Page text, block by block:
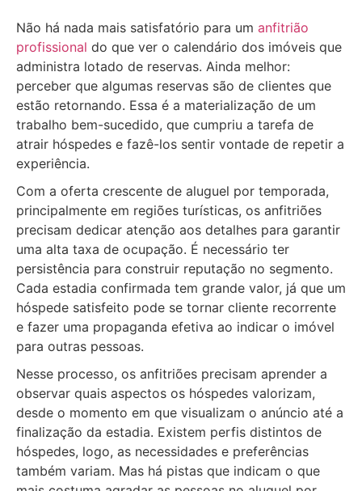
Não há nada mais satisfatório para um anfitrião
profissional do que ver o calendário dos imóveis que
administra lotado de reservas. Ainda melhor:
perceber que algumas reservas são de clientes que
estão retornando. Essa é a materialização de um
trabalho bem-sucedido, que cumpriu a tarefa de
atrair hóspedes e fazê-los sentir vontade de repetir a
experiência.
Com a oferta crescente de aluguel por temporada,
principalmente em regiões turísticas, os anfitriões
precisam dedicar atenção aos detalhes para garantir
uma alta taxa de ocupação. É necessário ter
persistência para construir reputação no segmento.
Cada estadia confirmada tem grande valor, já que um
hóspede satisfeito pode se tornar cliente recorrente
e fazer uma propaganda efetiva ao indicar o imóvel
para outras pessoas.
Nesse processo, os anfitriões precisam aprender a
observar quais aspectos os hóspedes valorizam,
desde o momento em que visualizam o anúncio até a
finalização da estadia. Existem perfis distintos de
hóspedes, logo, as necessidades e preferências
também variam. Mas há pistas que indicam o que